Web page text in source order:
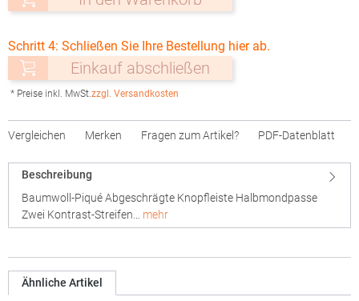
Schritt 4: Schließen Sie Ihre Bestellung hier ab.
Einkauf abschließen
* Preise inkl. MwSt.zzgl. Versandkosten
Vergleichen Merken Fragen zum Artikel? PDF-Datenblatt
Beschreibung
Baumwoll-Piqué Abgeschrägte Knopfleiste Halbmondpasse
Zwei Kontrast-Streifen… mehr
Ähnliche Artikel